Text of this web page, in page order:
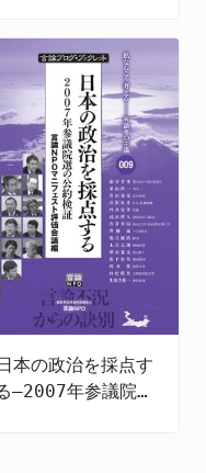
本の政治を採点す
―2007年参議院選